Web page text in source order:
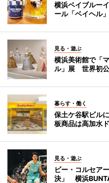
横浜ベイブルー
ール「ベイヘル」
見る・遊ぶ
横浜美術館で「
ル」展 世界初
暮らす・働く
保土ケ谷駅ビル
板商品は高加水
見る・遊ぶ
ビー・コルセア
決」 横浜